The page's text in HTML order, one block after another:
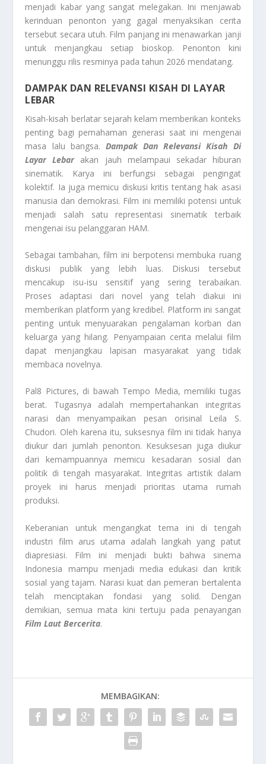
menjadi kabar yang sangat melegakan. Ini menjawab
kerinduan penonton yang gagal menyaksikan cerita
tersebut secara utuh. Film panjang ini menawarkan janji
untuk menjangkau setiap bioskop. Penonton kini
menunggu rilis resminya pada tahun 2026 mendatang.
DAMPAK DAN RELEVANSI KISAH DI LAYAR
LEBAR
Kisah-kisah berlatar sejarah kelam memberikan konteks
penting bagi pemahaman generasi saat ini mengenai
masa lalu bangsa. Dampak Dan Relevansi Kisah Di
Layar Lebarakan jauh melampaui sekadar hiburan
sinematik. Karya ini berfungsi sebagai pengingat
kolektif. Ia juga memicu diskusi kritis tentang hak asasi
manusia dan demokrasi. Film ini memiliki potensi untuk
menjadi salah satu representasi sinematik terbaik
mengenai isu pelanggaran HAM.
Sebagai tambahan, film ini berpotensi membuka ruang
diskusi publik yang lebih luas. Diskusi tersebut
mencakup isu-isu sensitif yang sering terabaikan.
Proses adaptasi dari novel yang telah diakui ini
memberikan platform yang kredibel. Platform ini sangat
penting untuk menyuarakan pengalaman korban dan
keluarga yang hilang. Penyampaian cerita melalui film
dapat menjangkau lapisan masyarakat yang tidak
membaca novelnya.
Pal8 Pictures, di bawah Tempo Media, memiliki tugas
berat. Tugasnya adalah mempertahankan integritas
narasi dan menyampaikan pesan orisinal Leila S.
Chudori. Oleh karena itu, suksesnya film ini tidak hanya
diukur dari jumlah penonton. Kesuksesan juga diukur
dari kemampuannya memicu kesadaran sosial dan
politik di tengah masyarakat. Integritas artistik dalam
proyek ini harus menjadi prioritas utama rumah
produksi.
Keberanian untuk mengangkat tema ini di tengah
industri film arus utama adalah langkah yang patut
diapresiasi. Film ini menjadi bukti bahwa sinema
Indonesia mampu menjadi media edukasi dan kritik
sosial yang tajam. Narasi kuat dan pemeran bertalenta
telah menciptakan fondasi yang solid. Dengan
demikian, semua mata kini tertuju pada penayangan
Film Laut Bercerita.
MEMBAGIKAN: